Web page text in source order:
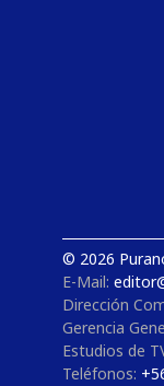
© 2026
E-Mail:
Dirección
Gerencia
Estudios de
Teléfonos: